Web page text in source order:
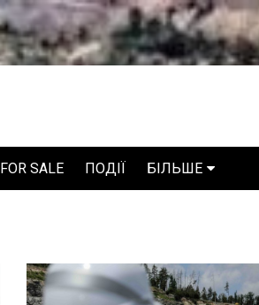
FOR SALE ПОДІЇ БІЛЬШЕ
WHO IS WHO
ПРОЗОРІ НАДРА